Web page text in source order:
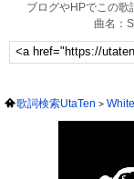
ブログやHPでこの
曲名：
歌詞検索UtaTen